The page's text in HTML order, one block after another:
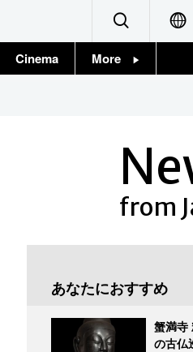
Cinema More
from
あなたにおすすめ
蟹満寺
の古仏